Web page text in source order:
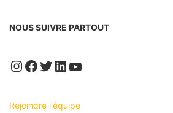
NOUS SUIVRE PARTOUT
Instagram
Facebook
Twitter
LinkedIn
YouTube
Rejoindre l'équipe